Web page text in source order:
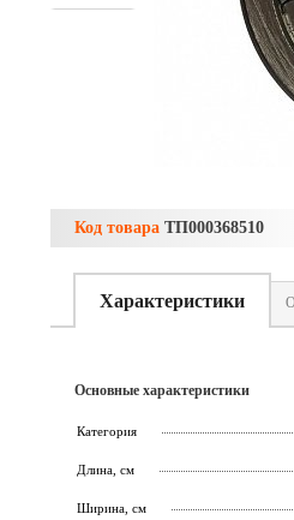
Код товара ТП000368510
Характеристики
Основные характеристики
Категория
Длина, см
Ширина, см